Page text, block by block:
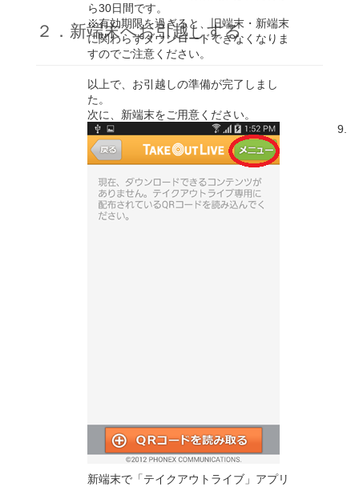
ら30日間です。
※有効期限を過ぎると、旧端末・新端末
に関わらずダウンロードできなくなりま
すのでご注意ください。
以上で、お引越しの準備が完了しまし
た。
次に、新端末をご用意ください。
２．新端末へお引越しする
9.
新端末で「テイクアウトライブ」アプリ